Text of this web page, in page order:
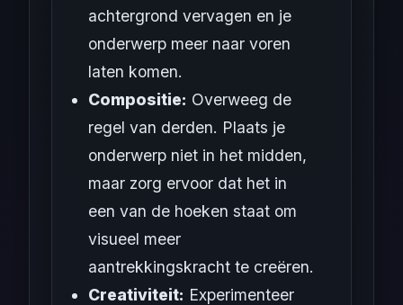
achtergrond vervagen en je
onderwerp meer naar voren
laten komen.
Compositie: Overweeg de
regel van derden. Plaats je
onderwerp niet in het midden,
maar zorg ervoor dat het in
een van de hoeken staat om
visueel meer
aantrekkingskracht te creëren.
Creativiteit: Experimenteer